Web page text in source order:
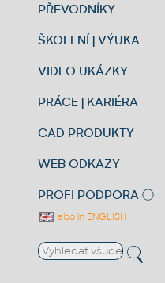
PŘEVODNÍKY
ŠKOLENÍ | VÝUKA
VIDEO UKÁZKY
PRÁCE | KARIÉRA
CAD PRODUKTY
WEB ODKAZY
PROFI PODPORA ⓘ
also in ENGLISH